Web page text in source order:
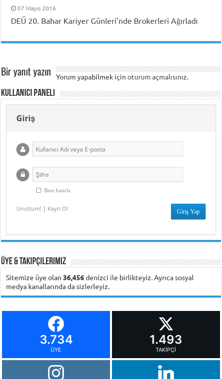
07 Mayıs 2016
DEÜ 20. Bahar Kariyer Günleri’nde Brokerleri Ağırladı
Bir yanıt yazın Yorum yapabilmek içinoturum açmalısınız
Kullanıcı Paneli
Giriş
Beni hatırla
Unuttum! | Kayıt Ol
Üye & Takipçilerimiz
Sitemize üye olan36,456denizci ile birlikteyiz. Ayrıca sosyal
medya kanallarında da sizlerleyiz.
3.734
ÜYE
1.493
TAKIPÇI